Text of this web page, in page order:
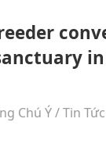
in
Chú Ý/Tin